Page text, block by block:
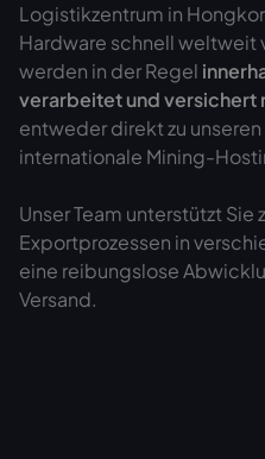
Logistikzentrum in
Hardware schnell weltweit
werden in der Regel
verarbeitet und versichert
entweder direkt zu
internationale Mining-
Unser Team unterstützt
Exportprozessen in
eine reibungslose
Versand.